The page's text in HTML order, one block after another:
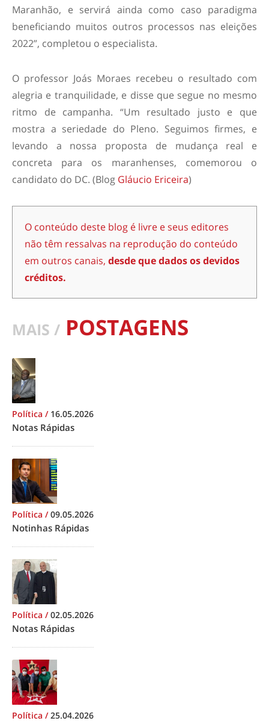
Maranhão, e servirá ainda como caso paradigma
beneficiando muitos outros processos nas eleições
2022”, completou o especialista.
O professor Joás Moraes recebeu o resultado com
alegria e tranquilidade, e disse que segue no mesmo
ritmo de campanha. “Um resultado justo e que
mostra a seriedade do Pleno. Seguimos firmes, e
levando a nossa proposta de mudança real e
concreta para os maranhenses, comemorou o
candidato do DC. (Blog Gláucio Ericeira)
O conteúdo deste blog é livre e seus editores
não têm ressalvas na reprodução do conteúdo
em outros canais, desde que dados os devidos
créditos.
MAIS / POSTAGENS
Política / 16.05.2026
Notas Rápidas
Política /09.05.2026
Notinhas Rápidas
Política /02.05.2026
Notas Rápidas
Política /25.04.2026